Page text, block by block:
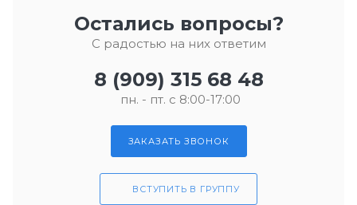
Остались вопросы?
С радостью на них ответим
8 (909) 315 68 48
пн. - пт. с 8:00-17:00
ЗАКАЗАТЬ ЗВОНОК
ВСТУПИТЬ В ГРУППУ